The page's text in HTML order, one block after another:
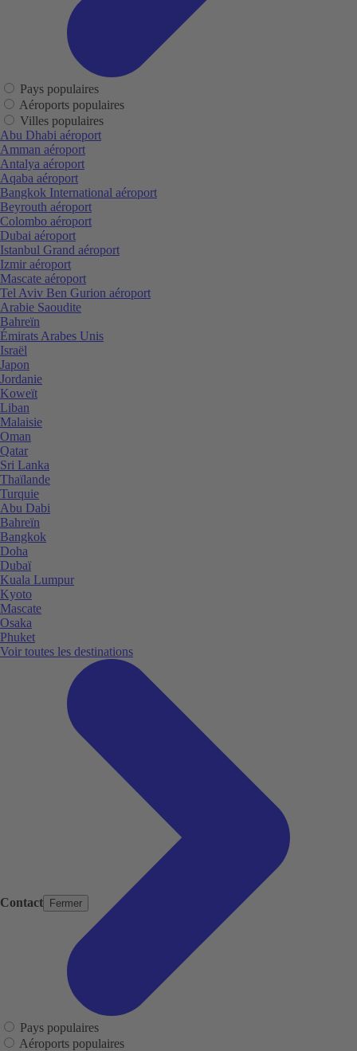
Contact Fermer
Pays populaires
Aéroports populaires
Villes populaires
Abu Dhabi aéroport
Amman aéroport
Antalya aéroport
Aqaba aéroport
Bangkok International aéroport
Beyrouth aéroport
Colombo aéroport
Dubai aéroport
Istanbul Grand aéroport
Izmir aéroport
Mascate aéroport
Tel Aviv Ben Gurion aéroport
Arabie Saoudite
Bahreïn
Émirats Arabes Unis
Israël
Japon
Jordanie
Koweït
Liban
Malaisie
Oman
Qatar
Sri Lanka
Thaïlande
Turquie
Abu Dabi
Bahreïn
Bangkok
Doha
Dubaï
Kuala Lumpur
Kyoto
Mascate
Osaka
Phuket
Voir toutes les destinations
Pays populaires
Aéroports populaires